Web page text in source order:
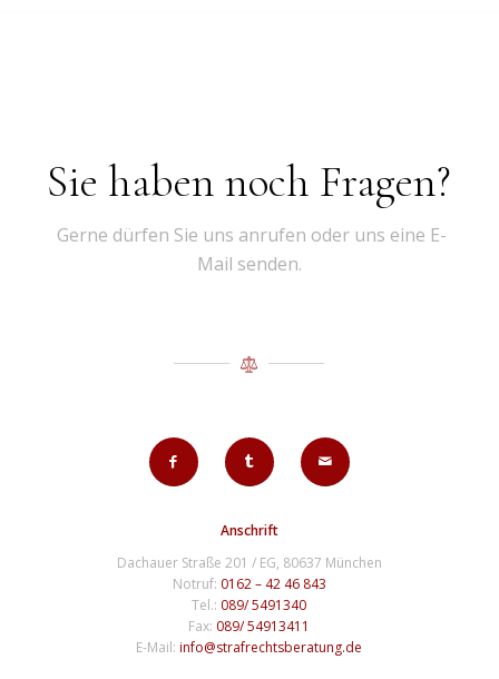
Sie haben noch Fragen?
Gerne dürfen Sie uns anrufen oder uns eine E-
Mail senden.
Anschrift
Dachauer Straße 201 / EG, 80637 München
Notruf: 0162 – 42 46 843
Tel.: 089/ 5491340
Fax: 089/ 54913411
E-Mail:info@strafrechtsberatung.de